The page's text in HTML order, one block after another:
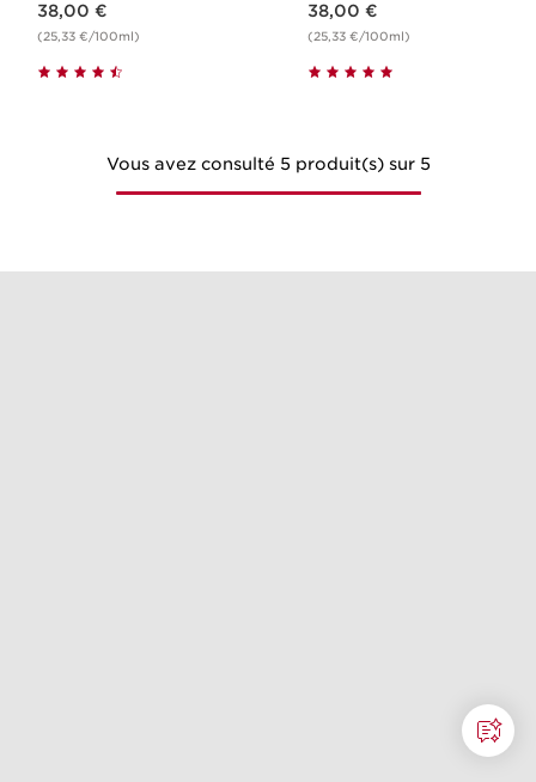
38,00 €
(25,33 €/100ml)
38,00 €
(25,33 €/100ml)
Vous avez consulté 5 produit(s) sur 5